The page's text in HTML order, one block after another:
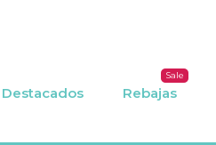
Destacados Rebajas
Sale